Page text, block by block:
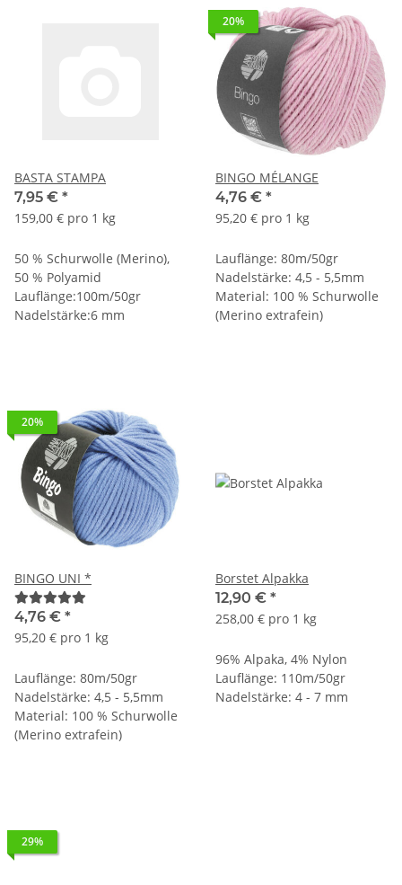
BASTA STAMPA
7,95 € *
159,00 € pro 1 kg
50 % Schurwolle (Merino),
50 % Polyamid
Lauflänge:100m/50gr
Nadelstärke:6 mm
20%
BINGO MÉLANGE
4,76 € *
95,20 € pro 1 kg
Lauflänge: 80m/50gr
Nadelstärke: 4,5 - 5,5mm
Material: 100 % Schurwolle
(Merino extrafein)
20%
BINGO UNI *
4,76 € *
95,20 € pro 1 kg
Lauflänge: 80m/50gr
Nadelstärke: 4,5 - 5,5mm
Material: 100 % Schurwolle
(Merino extrafein)
Borstet Alpakka
12,90 € *
258,00 € pro 1 kg
96% Alpaka, 4% Nylon
Lauflänge: 110m/50gr
Nadelstärke: 4 - 7 mm
29%